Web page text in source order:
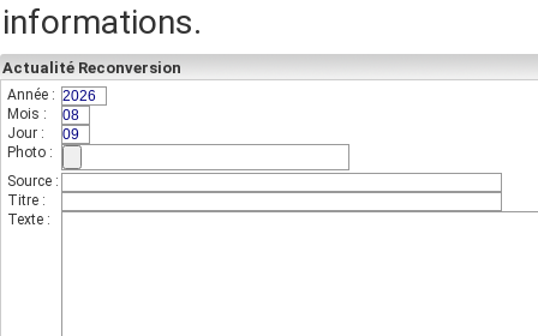
informations.
Actualité Reconversion
Année :
Mois :
Jour :
Photo :
Source :
Titre :
Texte :